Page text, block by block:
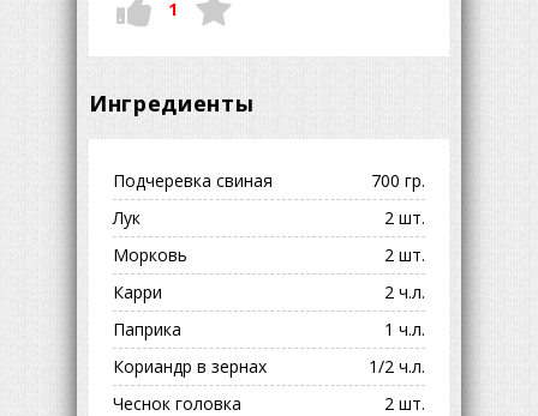
1
Ингредиенты
Подчеревка свиная
700 гр.
Лук
2 шт.
Морковь
2 шт.
Карри
2 ч.л.
Паприка
1 ч.л.
Кориандр в зернах
1/2 ч.л.
Чеснок головка
2 шт.